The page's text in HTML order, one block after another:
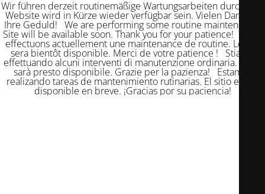
Wir führen derzeit routinemäßige Wartungsarbeiten durch. Die
Website wird in Kürze wieder verfügbar sein. Vielen Dank für
Ihre Geduld! We are performing some routine maintenance.
Site will be available soon. Thank you for your patience! Nous
effectuons actuellement une maintenance de routine. Le site
sera bientôt disponible. Merci de votre patience ! Stiamo
effettuando alcuni interventi di manutenzione ordinaria. Il sito
sarà presto disponibile. Grazie per la pazienza! Estamos
realizando tareas de mantenimiento rutinarias. El sitio estará
disponible en breve. ¡Gracias por su paciencia!